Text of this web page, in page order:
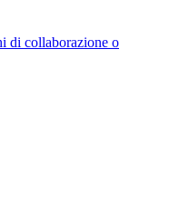
di collaborazione o